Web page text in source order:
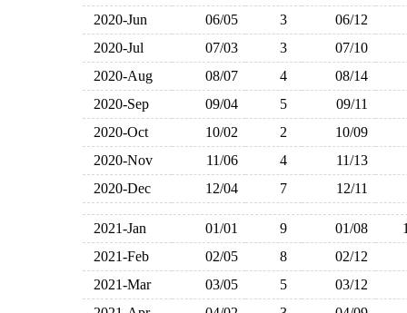
2020-Jun
06/05 3
06/12
2020-Jul
07/03 3
07/10
2020-Aug
08/07 4
08/14
2020-Sep
09/04 5
09/11
2020-Oct
10/02 2
10/09
2020-Nov
11/06 4
11/13
2020-Dec
12/04 7 12/11
2021-Jan 01/01 9 01/08
2021-Feb
02/05 8
02/12
2021-Mar
03/05 5
03/12